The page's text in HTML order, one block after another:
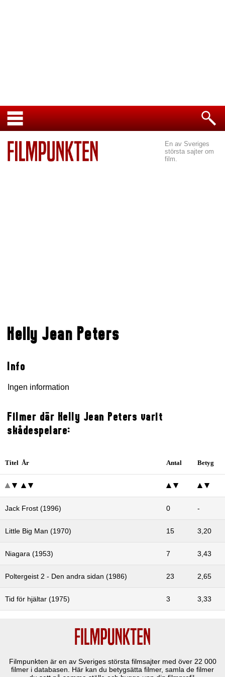
En av Sveriges
största sajter om
film.
Kelly Jean Peters
Info
Ingen information
Filmer där Kelly Jean Peters varit
skådespelare:
Titel År Antal Betyg
Jack Frost (1996) 0 -
Little Big Man (1970) 15 3,20
Niagara (1953) 7 3,43
Poltergeist 2 - Den andra sidan (1986) 23 2,65
Tid för hjältar (1975) 3 3,33
Filmpunkten är en av Sveriges största filmsajter med över 22 000
filmer i databasen. Här kan du betygsätta filmer, samla de filmer